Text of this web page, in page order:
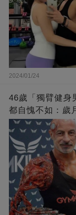
2024/01/24
46歲「獨臂健身
都自愧不如：歲